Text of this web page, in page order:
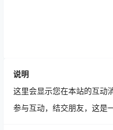
说明
这里会显示您在本站的互动消
参与互动，结交朋友，这是